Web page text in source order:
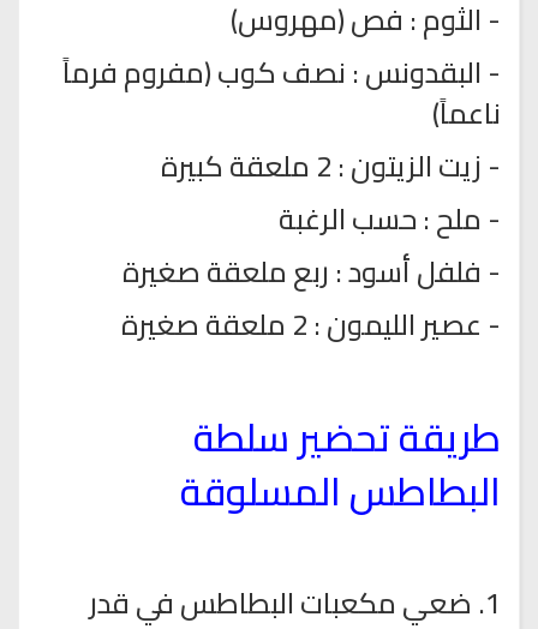
- الثوم : فص (مهروس)
- البقدونس : نصف كوب (مفروم فرماً
ناعماً)
- زيت الزيتون : 2 ملعقة كبيرة
- ملح : حسب الرغبة
- فلفل أسود : ربع ملعقة صغيرة
- عصير الليمون : 2 ملعقة صغيرة
طريقة تحضير سلطة
البطاطس المسلوقة
1. ضعي مكعبات البطاطس في قدر